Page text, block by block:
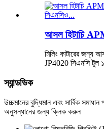
আসল হিটাচি
মিলিং কাটারের
JP4020 সিএনসি টুল
স্যান্ডভিক
উচ্চমানের বুদ্ধিমান এবং সার্বিক সমাধান
অনুসন্ধানের জন্য ক্লিক করুন